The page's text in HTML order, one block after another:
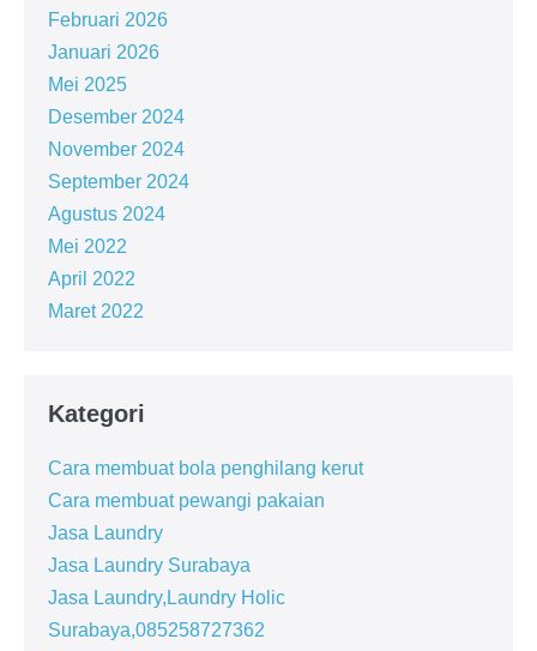
Februari 2026
Januari 2026
Mei 2025
Desember 2024
November 2024
September 2024
Agustus 2024
Mei 2022
April 2022
Maret 2022
Kategori
Cara membuat bola penghilang kerut
Cara membuat pewangi pakaian
Jasa Laundry
Jasa Laundry Surabaya
Jasa Laundry,Laundry Holic
Surabaya,085258727362